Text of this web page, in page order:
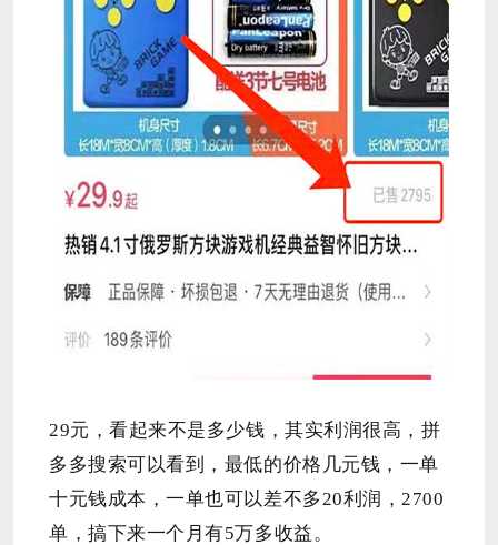
29元，看起来不是多少钱，其实利润很高，拼
多多搜索可以看到，最低的价格几元钱，一单
十元钱成本，一单也可以差不多20利润，2700
单，搞下来一个月有5万多收益。